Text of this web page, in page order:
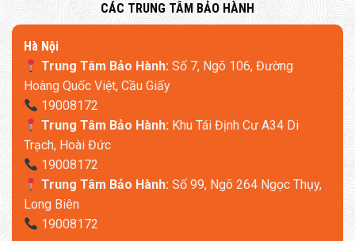
​CÁC TRUNG TÂM BẢO HÀNH
​Hà Nội
Trung Tâm Bảo Hành:Số 7, Ngõ 106, Đường
Hoàng Quốc Việt, Cầu Giấy
19008172
Trung Tâm Bảo Hành:Khu Tái Định Cư A34 Di
Trạch, Hoài Đức
19008172
Trung Tâm Bảo Hành:Số 99, Ngõ 264 Ngọc Thụy,
Long Biên
19008172